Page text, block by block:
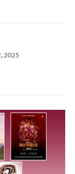
2025